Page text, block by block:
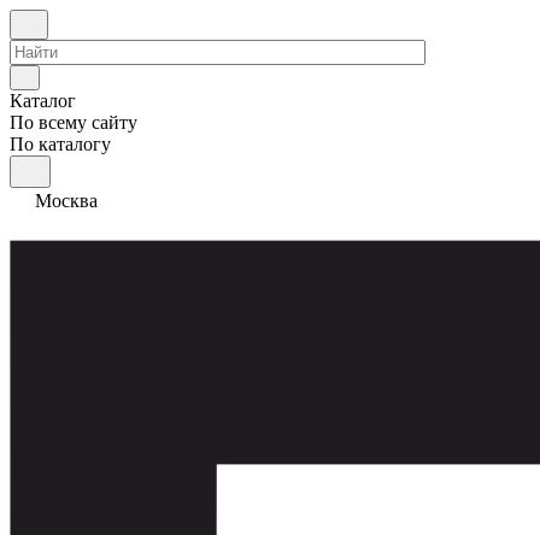
Каталог
По всему сайту
По каталогу
Москва